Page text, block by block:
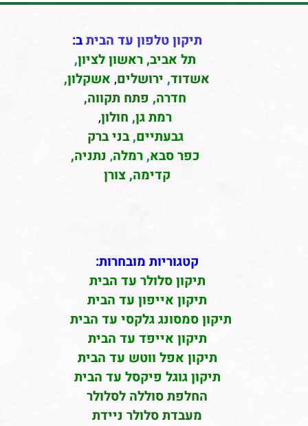
תיקון טלפון עד הביתב:
תל אביב, ראשון לציון,
אשדוד, ירושלים, אשקלון,
חדרה, פתח תקווה,
רמת גן, חולון,
גבעתיים,בני ברק
כפר סבא,רמלה, נתניה,
קדימה, צורן
קטגוריות מובחרות:
תיקון סלולר עד הבית
תיקון אייפון עד הבית
תיקון סמסונג גלקסי עד הבית
תיקון אייפד עד הבית
תיקון אפל ווטש עד הבית
תיקון גוגל פיקסל עד הבית
החלפת סוללה לסלולר
מעבדת סלולר ניידת